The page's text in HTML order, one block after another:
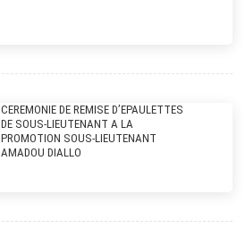
CEREMONIE DE REMISE D’EPAULETTES
DE SOUS-LIEUTENANT A LA
PROMOTION SOUS-LIEUTENANT
AMADOU DIALLO